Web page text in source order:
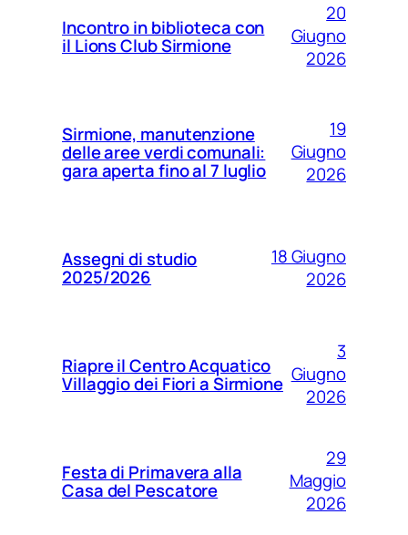
Incontro in biblioteca con
il Lions Club Sirmione
20
Giugno
2026
Sirmione, manutenzione
delle aree verdi comunali:
gara aperta fino al 7 luglio
19
Giugno
2026
Assegni di studio
2025/2026
18 Giugno
2026
Riapre il Centro Acquatico
Villaggio dei Fiori a Sirmione
3
Giugno
2026
Festa di Primavera alla
Casa del Pescatore
29
Maggio
2026